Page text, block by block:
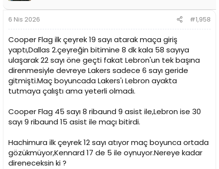
6 Nis 2026 #1,958
Cooper Flag ilk çeyrek 19 sayı atarak maça giriş
yaptı,Dallas 2.çeyreğin bitimine 8 dk kala 58 sayıya
ulaşarak 22 sayı öne geçti fakat Lebron'un tek başına
direnmesiyle devreye Lakers sadece 6 sayı geride
gitmişti.Maç boyuncada Lakers'ı Lebron ayakta
tutmaya çalıştı ama yeterli olmadı.
Cooper Flag 45 sayı 8 ribaund 9 asist ile,Lebron ise 30
sayı 9 ribaund 15 asist ile maçı bitirdi.
Hachimura ilk çeyrek 12 sayı atıyor maç boyunca ortada
gözükmüyor,Kennard 17 de 5 ile oynuyor.Nereye kadar
direneceksin ki ?